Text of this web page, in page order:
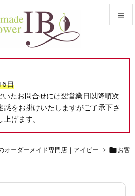


前へ

検索
日
たお問合せには翌営業日以降順次
惑をお掛けいたしますがご了承下さ
げます。
オーダーメイド専門店｜アイビー > お客